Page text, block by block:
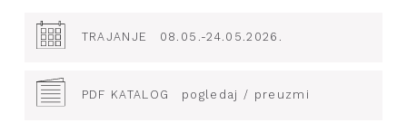
TRAJANJE 08.05.-24.05.2026.
PDF KATALOG pogledaj / preuzmi